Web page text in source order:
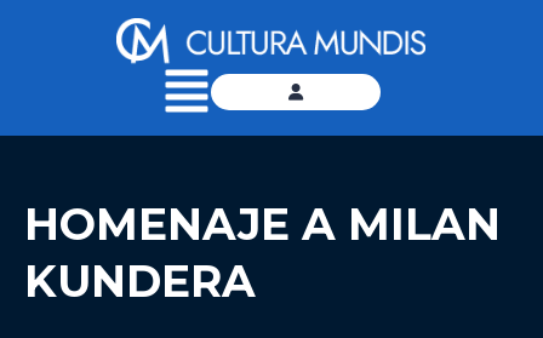
HOMENAJE A MILAN
KUNDERA